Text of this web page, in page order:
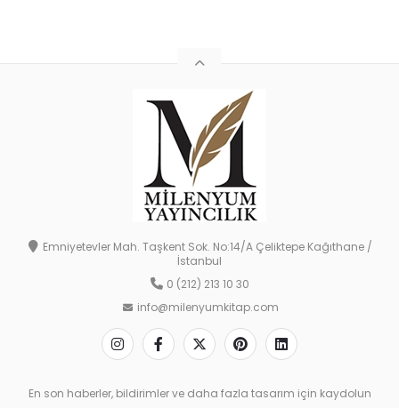
Emniyetevler Mah. Taşkent Sok. No:14/A Çeliktepe Kağıthane /
İstanbul
0 (212) 213 10 30
info@milenyumkitap.com
En son haberler, bildirimler ve daha fazla tasarım için kaydolun